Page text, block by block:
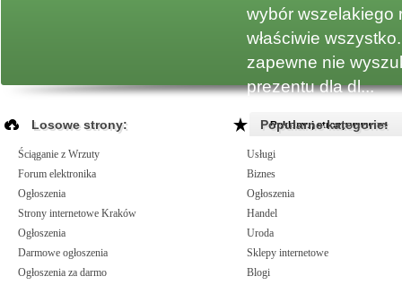
wybór wszelakiego
właściwie
zapewne nie
prezentu dla dl...
Reklamuj strony www >>
Losowe strony:
Ściąganie z Wrzuty
Forum elektronika
Ogłoszenia
Strony internetowe Kraków
Ogłoszenia
Darmowe ogłoszenia
Ogłoszenia za darmo
Popularne kategorie:
Usługi
Biznes
Ogłoszenia
Handel
Uroda
Sklepy internetowe
Blogi